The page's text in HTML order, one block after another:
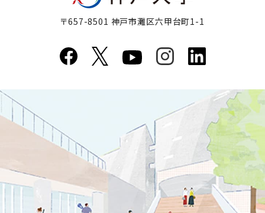
〒657-8501 神戸市灘区六甲台町1-1